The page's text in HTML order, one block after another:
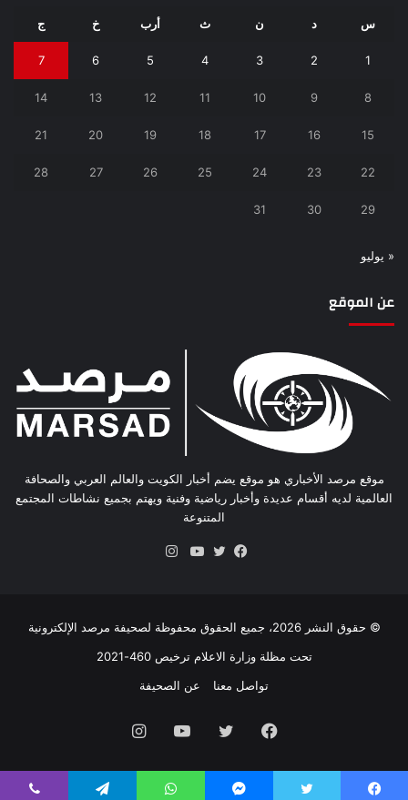
س د ن ث أرب خ ج
1
2
3
4
5
6
7
8
9
10
11
12
13
14
15
16
17
18
19
20
21
22
23
24
25
26
27
28
29
30
31
« يوليو
عن الموقع
موقع مرصد الأخباري هو موقع يضم أخبار الكويت والعالم العربي والصحافة
العالمية لديه أقسام عديدة وأخبار رياضية وفنية ويهتم بجميع نشاطات المجتمع
المتنوعة
© حقوق النشر 2026، جميع الحقوق محفوظة لصحيفة مرصد الإلكترونية
تحت مظلة وزارة الاعلام ترخيص 460-2021
تواصل معنا
عن الصحيفة
فيسبوك تويتر يوتيوب